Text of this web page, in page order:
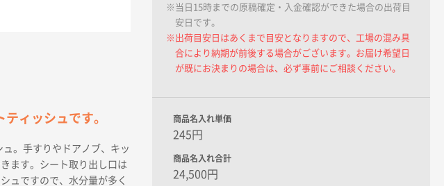
※当日15時までの原稿確定・入金確認ができた場合の出荷目
安日です。
※出荷目安日はあくまで目安となりますので、工場の混み具
合により納期が前後する場合がございます。お届け希望日
が既にお決まりの場合は、必ず事前にご相談ください。
商品名入れ単価
245円
商品名入れ合計
24,500円
ィッシュです。
。手すりやドアノブ、キッ
ます。シート取り出し口は
ュですので、水分量が多く